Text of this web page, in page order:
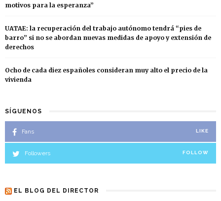
motivos para la esperanza”
UATAE: la recuperación del trabajo autónomo tendrá “pies de
barro” si no se abordan nuevas medidas de apoyo y extensión de
derechos
Ocho de cada diez españoles consideran muy alto el precio de la
vivienda
SÍGUENOS
Fans LIKE
Followers FOLLOW
EL BLOG DEL DIRECTOR